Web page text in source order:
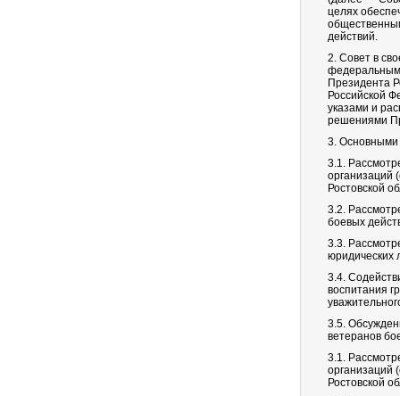
целях
действий.
2. Совет в
Президента
Российской
указами и
решениями
3. Основными
3.1.
организаций
Ростовской
3.2.
боевых
3.3.
юридических
3.4.
воспитания
3.5.
ветеранов
3.1.
организаций
Ростовской